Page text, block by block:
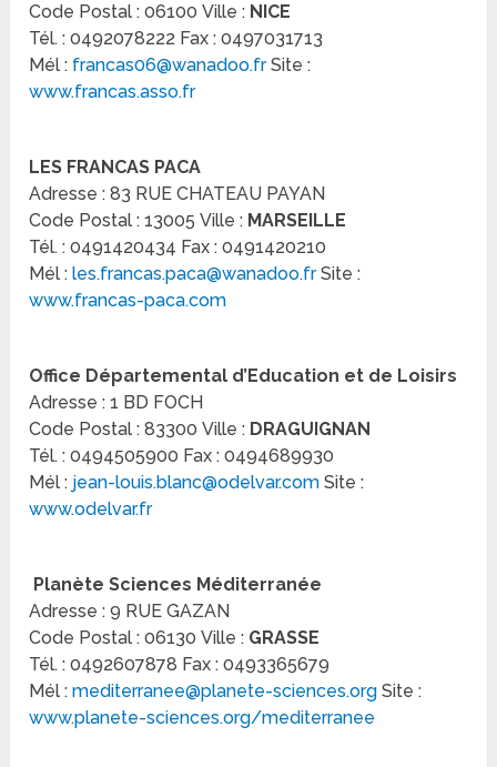
Code Postal : 06100 Ville : NICE
Tél. : 0492078222 Fax : 0497031713
Mél : francas06@wanadoo.frSite :
www.francas.asso.fr
LES FRANCAS PACA
Adresse : 83 RUE CHATEAU PAYAN
Code Postal : 13005 Ville : MARSEILLE
Tél. : 0491420434 Fax : 0491420210
Mél :les.francas.paca@wanadoo.frSite :
www.francas-paca.com
Office Départemental d’Education et de Loisirs
Adresse : 1 BD FOCH
Code Postal : 83300 Ville : DRAGUIGNAN
Tél. : 0494505900 Fax : 0494689930
Mél : jean-louis.blanc@odelvar.com Site :
www.odelvar.fr
Planète Sciences Méditerranée
Adresse : 9 RUE GAZAN
Code Postal : 06130 Ville : GRASSE
Tél. : 0492607878 Fax : 0493365679
Mél :mediterranee@planete-sciences.org Site :
www.planete-sciences.org/mediterranee